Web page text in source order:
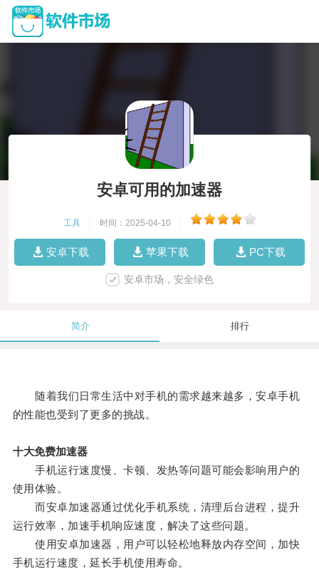
安卓可用的加速器
工具 时间：2025-04-10
安卓下载 苹果下载 PC下载
安卓市场，安全绿色
简介 排行
随着我们日常生活中对手机的需求越来越多，安卓手机
的性能也受到了更多的挑战。
十大免费加速器
手机运行速度慢、卡顿、发热等问题可能会影响用户的
使用体验。
而安卓加速器通过优化手机系统，清理后台进程，提升
运行效率，加速手机响应速度，解决了这些问题。
使用安卓加速器，用户可以轻松地释放内存空间，加快
手机运行速度，延长手机使用寿命。